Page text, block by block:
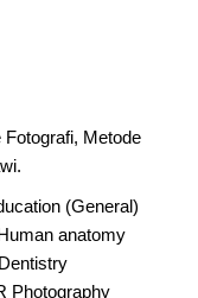
Fotografi, Metode
(General)
anatomy
Photography